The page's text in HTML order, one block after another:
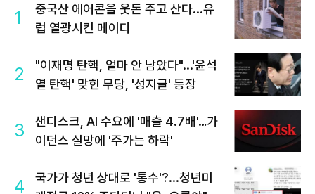
1
중국산 에어콘을 웃돈 주고 산다...유
럽 열광시킨 메이디
2
"이재명 탄핵, 얼마 안 남았다"...'윤석
열 탄핵' 맞힌 무당, '성지글' 등장
3
샌디스크, AI 수요에 '매출 4.7배'…가
이던스 실망에 '주가는 하락'
4
국가가 청년 상대로 '통수'?...청년미